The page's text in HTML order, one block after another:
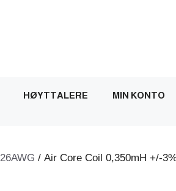
HØYTTALERE MIN KONTO
26AWG / Air Core Coil 0,350mH +/-